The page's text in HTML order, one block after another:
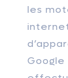
les
Google